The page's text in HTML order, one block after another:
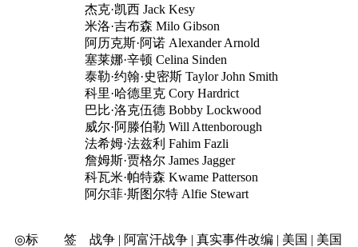
杰克·凯西 Jack Kesy
米洛·吉布森 Milo Gibson
阿历克斯·阿诺 Alexander Arnold
塞莱娜·辛顿 Celina Sinden
泰勒·约翰·史密斯 Taylor John Smith
科里·哈德里克 Cory Hardrict
巴比·洛克伍德 Bobby Lockwood
威尔·阿滕伯勒 Will Attenborough
法希姆·法兹利 Fahim Fazli
詹姆斯·贾格尔 James Jagger
科瓦米·帕特森 Kwame Patterson
阿尔菲·斯图尔特 Alfie Stewart
◎标 签 战争 | 阿富汗战争 | 真实事件改编 | 美国 | 美国